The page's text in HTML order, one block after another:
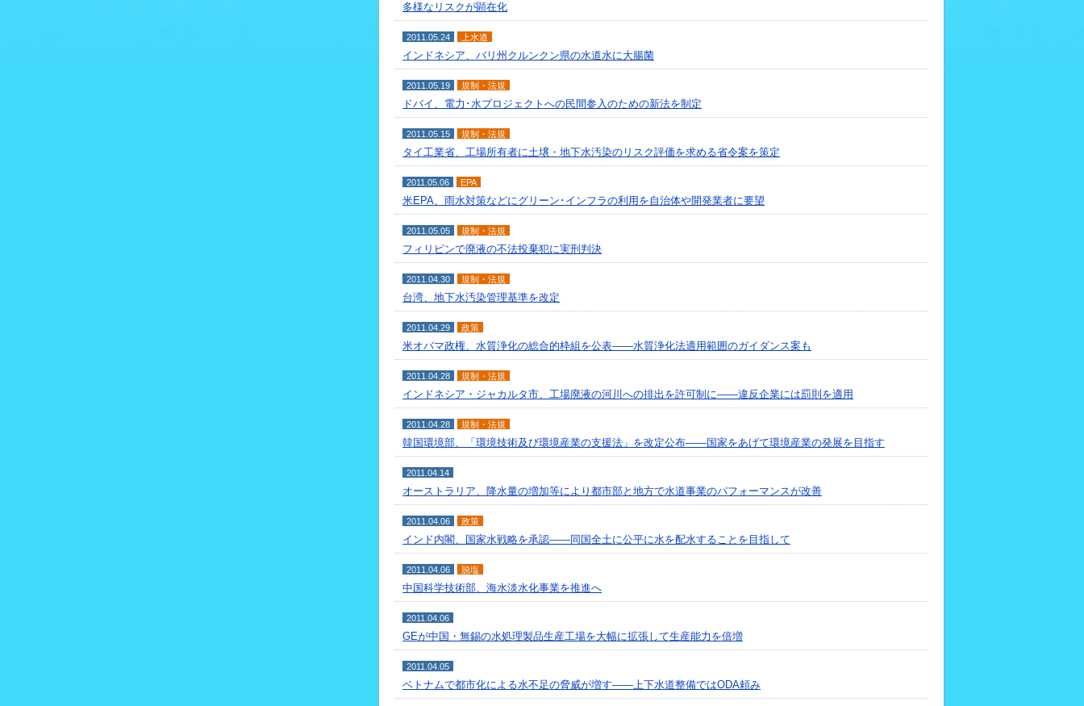
多様なリスクが顕在化
2011.05.24 上水道
インドネシア、バリ州クルンクン県の水道水に大腸菌
2011.05.19 規制・法規
ドバイ、電力･水プロジェクトへの民間参入のための新法を制定
2011.05.15 規制・法規
タイ工業省、工場所有者に土壌・地下水汚染のリスク評価を求める省令案を策定
2011.05.06 EPA
米EPA、雨水対策などにグリーン･インフラの利用を自治体や開発業者に要望
2011.05.05 規制・法規
フィリピンで廃液の不法投棄犯に実刑判決
2011.04.30 規制・法規
台湾、地下水汚染管理基準を改定
2011.04.29 政策
米オバマ政権、水質浄化の総合的枠組を公表――水質浄化法適用範囲のガイダンス案も
2011.04.28 規制・法規
インドネシア・ジャカルタ市、工場廃液の河川への排出を許可制に――違反企業には罰則を適用
2011.04.28 規制・法規
韓国環境部、「環境技術及び環境産業の支援法」を改定公布――国家をあげて環境産業の発展を目指す
2011.04.14
オーストラリア、降水量の増加等により都市部と地方で水道事業のパフォーマンスが改善
2011.04.06 政策
インド内閣、国家水戦略を承認――同国全土に公平に水を配水することを目指して
2011.04.06 脱塩
中国科学技術部、海水淡水化事業を推進へ
2011.04.06
GEが中国・無錫の水処理製品生産工場を大幅に拡張して生産能力を倍増
2011.04.05
ベトナムで都市化による水不足の脅威が増す――上下水道整備ではODA頼み